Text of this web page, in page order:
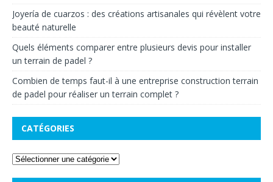
Joyería de cuarzos : des créations artisanales qui révèlent votre
beauté naturelle
Quels éléments comparer entre plusieurs devis pour installer
un terrain de padel ?
Combien de temps faut-il à une entreprise construction terrain
de padel pour réaliser un terrain complet ?
CATÉGORIES